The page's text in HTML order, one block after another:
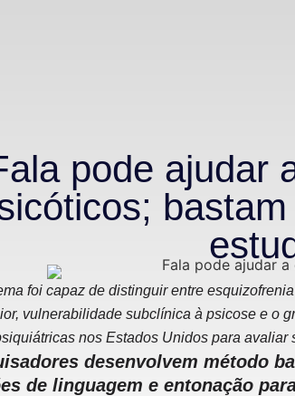
pode ajudar
foi capaz de distinguir entre
vulnerabilidade subclínica à psicose e o
nos Estados Unidos para avaliar
desenvolvem método
de linguagem e entonação